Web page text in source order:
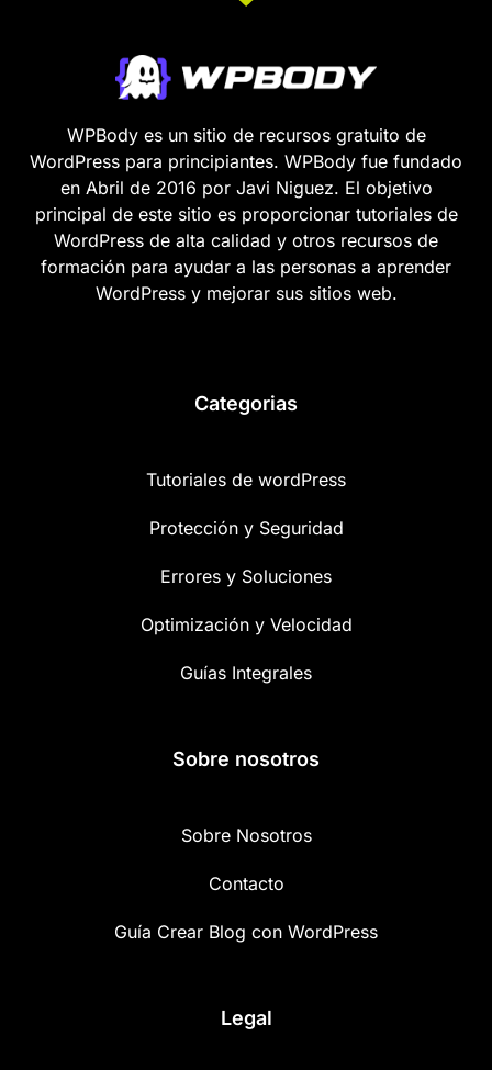
WPBody es un sitio de recursos gratuito de
WordPress para principiantes. WPBody fue fundado
en Abril de 2016 por Javi Niguez. El objetivo
principal de este sitio es proporcionar tutoriales de
WordPress de alta calidad y otros recursos de
formación para ayudar a las personas a aprender
WordPress y mejorar sus sitios web.
Categorias
Tutoriales de wordPress
Protección y Seguridad
Errores y Soluciones
Optimización y Velocidad
Guías Integrales
Sobre nosotros
Sobre Nosotros
Contacto
Guía Crear Blog con WordPress
Legal